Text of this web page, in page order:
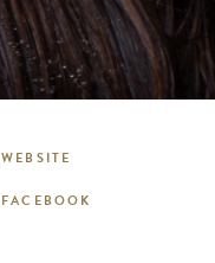
WEBSITE
FACEBOOK